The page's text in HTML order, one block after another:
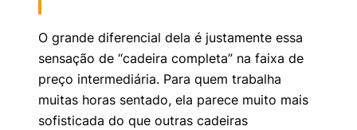
O grande diferencial dela é justamente essa
sensação de “cadeira completa” na faixa de
preço intermediária. Para quem trabalha
muitas horas sentado, ela parece muito mais
sofisticada do que outras cadeiras